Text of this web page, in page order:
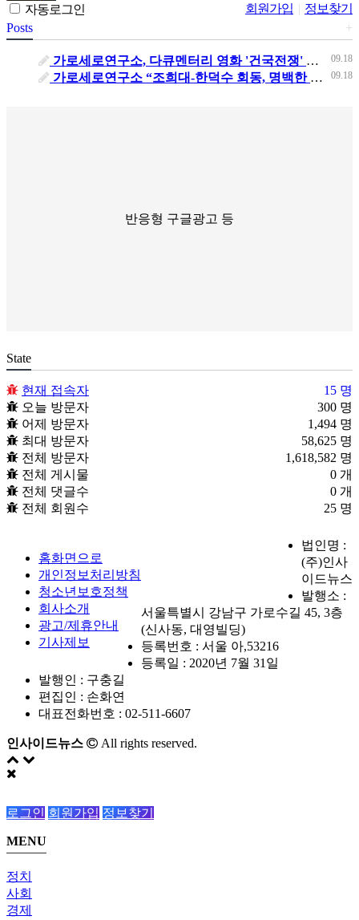
자동로그인 회원가입 | 정보찾기
+
Posts
09.18
가로세로연구소, 다큐멘터리 영화 '건국전쟁' 단체관람
09.18
가로세로연구소 “조희대-한덕수 회동, 명백한 거짓” 민주당 서영교 의원 허위사실 유포 고발
반응형 구글광고 등
State
현재 접속자
15 명
오늘 방문자
300 명
어제 방문자
1,494 명
최대 방문자
58,625 명
전체 방문자
1,618,582 명
전체 게시물
0 개
전체 댓글수
0 개
전체 회원수
25 명
홈화면으로
개인정보처리방침
청소년보호정책
회사소개
광고/제휴안내
기사제보
법인명 :
(주)인사
이드뉴스
발행소 :
서울특별시 강남구 가로수길 45, 3층
(신사동, 대영빌딩)
등록번호 : 서울 아,53216
등록일 : 2020년 7월 31일
발행인 : 구충길
편집인 : 손화연
대표전화번호 : 02-511-6607
인사이드뉴스 All rights reserved.
로그인 회원가입 정보찾기
MENU
정치
사회
경제